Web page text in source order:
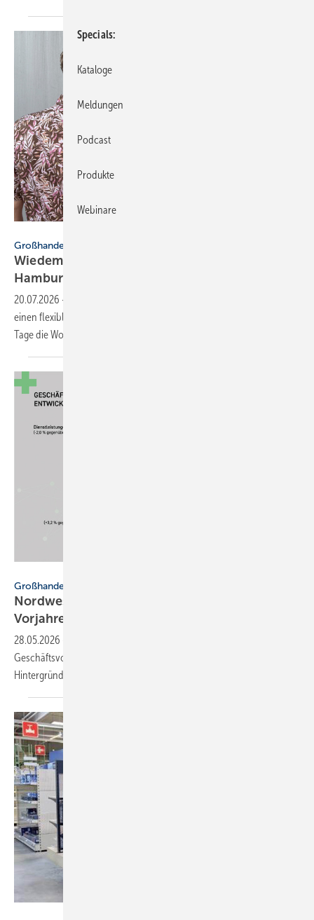
Großhandel
Wiedemann startet 24/7-Ab­hol­la­ger in
Ham­burg
20.07.2026 -
einen flexiblen Warenzugriff am Abhollager ein – rund um die Uhr, 7
Tage dieWoche.
Großhandel
Nordwest beendet 2025 nahe­zu auf
Vor­jahres­niveau
28.05.2026
Geschäfts­vo­lu­men von 4.654,4 Mio. Euro abgeschlossen. Zah­len und
Hin­ter­gründe.
Specials
Kataloge
Meldungen
Podcast
Produkte
Webinare